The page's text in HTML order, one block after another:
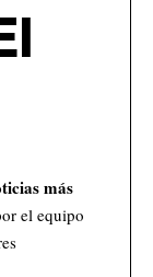
más
el equipo